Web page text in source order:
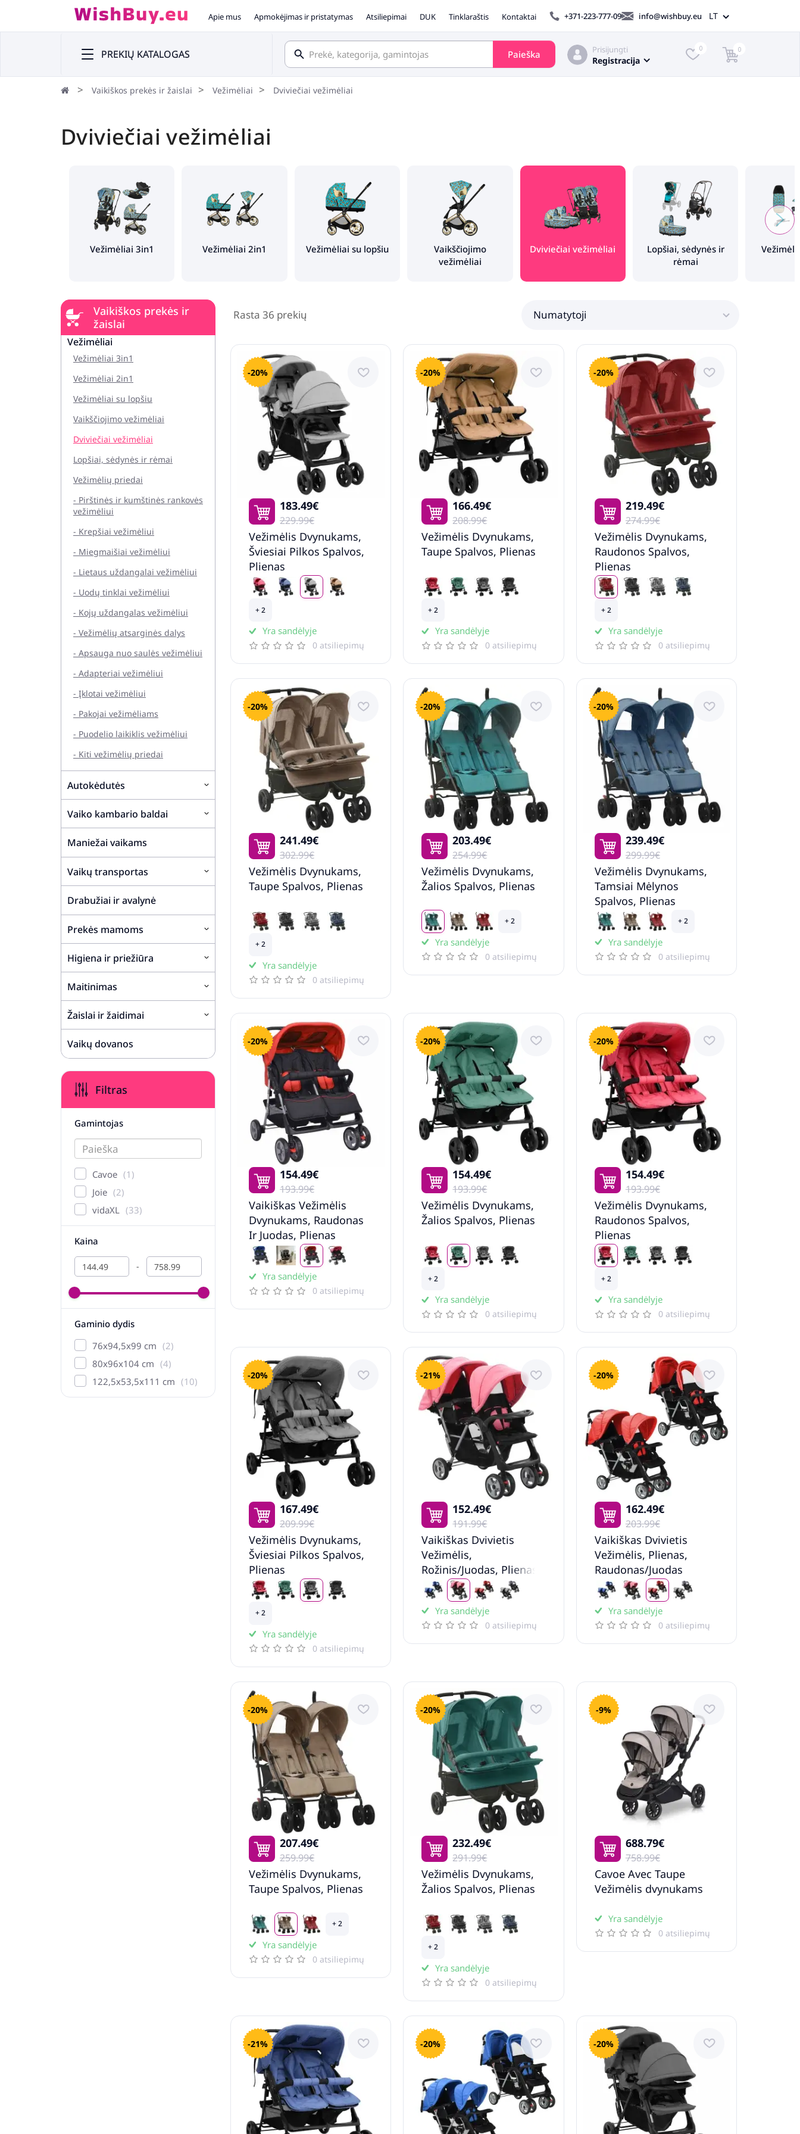
Apie mus Apmokėjimas ir pristatymas Atsiliepimai DUK Tinklaraštis Kontaktai +371-223-777-09 info@wishbuy.eu LT
PREKIŲ KATALOGAS Paieška Prisijungti
Registracija
0 0
Vaikiškos prekės ir žaislai Vežimėliai Dviviečiai vežimėliai
Dviviečiai vežimėliai
Vežimėliai 3in1 Vežimėliai 2in1 Vežimėliai su lopšiu
Vaikščiojimo
vežimėliai
Dviviečiai vežimėliai
Lopšiai, sėdynės ir
rėmai
Vaikiškos prekės ir
žaislai
Vežimėliai
Vežimėliai 3in1
Vežimėliai 2in1
Vežimėliai su lopšiu
Vaikščiojimo vežimėliai
Dviviečiai vežimėliai
Lopšiai, sėdynės ir rėmai
Vežimėlių priedai
- Pirštinės ir kumštinės rankovės
vežimėliui
- Krepšiai vežimėliui
- Miegmaišiai vežimėliui
- Lietaus uždangalai vežimėliui
- Uodų tinklai vežimėliui
- Kojų uždangalas vežimėliui
- Vežimėlių atsarginės dalys
- Apsauga nuo saulės vežimėliui
- Adapteriai vežimėliui
- Įklotai vežimėliui
- Pakojai vežimėliams
- Puodelio laikiklis vežimėliui
- Kiti vežimėlių priedai
Autokėdutės
Vaiko kambario baldai
Maniežai vaikams
Vaikų transportas
Drabužiai ir avalynė
Prekės mamoms
Higiena ir priežiūra
Maitinimas
Žaislai ir žaidimai
Vaikų dovanos
Filtras
Gamintojas
Cavoe
1
Joie
2
vidaXL
33
Kaina
-
Gaminio dydis
76x94,5x99 cm
2
80x96x104 cm
4
122,5x53,5x111 cm
10
Rasta 36 prekių Numatytoji
-20%
183.49€
229.99€
Vežimėlis Dvynukams,
Šviesiai Pilkos Spalvos,
Plienas
+ 2
Yra sandėlyje
0 atsiliepimų
-20%
166.49€
208.99€
Vežimėlis Dvynukams,
Taupe Spalvos, Plienas
+ 2
Yra sandėlyje
0 atsiliepimų
-20%
219.49€
274.99€
Vežimėlis Dvynukams,
Raudonos Spalvos,
Plienas
+ 2
Yra sandėlyje
0 atsiliepimų
-20%
241.49€
302.99€
Vežimėlis Dvynukams,
Taupe Spalvos, Plienas
+ 2
Yra sandėlyje
0 atsiliepimų
-20%
203.49€
254.99€
Vežimėlis Dvynukams,
Žalios Spalvos, Plienas
+ 2
Yra sandėlyje
0 atsiliepimų
-20%
239.49€
299.99€
Vežimėlis Dvynukams,
Tamsiai Mėlynos
Spalvos, Plienas
+ 2
Yra sandėlyje
0 atsiliepimų
-20%
154.49€
193.99€
Vaikiškas Vežimėlis
Dvynukams, Raudonas
Ir Juodas, Plienas
Yra sandėlyje
0 atsiliepimų
-20%
154.49€
193.99€
Vežimėlis Dvynukams,
Žalios Spalvos, Plienas
+ 2
Yra sandėlyje
0 atsiliepimų
-20%
154.49€
193.99€
Vežimėlis Dvynukams,
Raudonos Spalvos,
Plienas
+ 2
Yra sandėlyje
0 atsiliepimų
-20%
167.49€
209.99€
Vežimėlis Dvynukams,
Šviesiai Pilkos Spalvos,
Plienas
+ 2
Yra sandėlyje
0 atsiliepimų
-21%
152.49€
191.99€
Vaikiškas Dvivietis
Vežimėlis,
Rožinis/Juodas, Plienas
Yra sandėlyje
0 atsiliepimų
-20%
162.49€
203.99€
Vaikiškas Dvivietis
Vežimėlis, Plienas,
Raudonas/Juodas
Yra sandėlyje
0 atsiliepimų
-20%
207.49€
259.99€
Vežimėlis Dvynukams,
Taupe Spalvos, Plienas
+ 2
Yra sandėlyje
0 atsiliepimų
-20%
232.49€
291.99€
Vežimėlis Dvynukams,
Žalios Spalvos, Plienas
+ 2
Yra sandėlyje
0 atsiliepimų
-9%
688.79€
758.99€
Cavoe Avec Taupe
Vežimėlis dvynukams
Yra sandėlyje
0 atsiliepimų
-21% -20% -20%